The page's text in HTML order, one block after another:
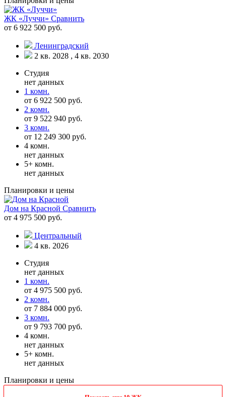
ЖК «Луччи» Сравнить
от 6 922 500 руб.
Ленинградский
2 кв. 2028 , 4 кв. 2030
Студия
нет данных
1 комн.
от 6 922 500 руб.
2 комн.
от 9 522 940 руб.
3 комн.
от 12 249 300 руб.
4 комн.
нет данных
5+ комн.
нет данных
Планировки и цены
Дом на Красной Сравнить
от 4 975 500 руб.
Центральный
4 кв. 2026
Студия
нет данных
1 комн.
от 4 975 500 руб.
2 комн.
от 7 884 000 руб.
3 комн.
от 9 793 700 руб.
4 комн.
нет данных
5+ комн.
нет данных
Планировки и цены